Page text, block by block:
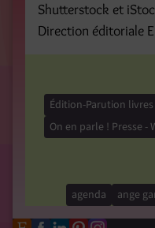
Shutterstock et
Direction éditoriale
Édition-Parution livres
On en parle ! Presse -
agenda ange